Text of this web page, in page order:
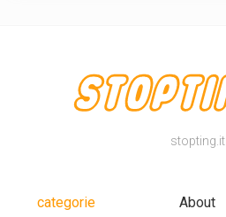
stopting.it
categorie About